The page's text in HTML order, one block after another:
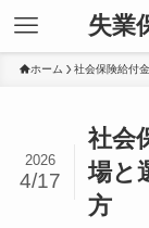
失業
ホーム 社会保険給付金
社会
場と
方
2026
4/17